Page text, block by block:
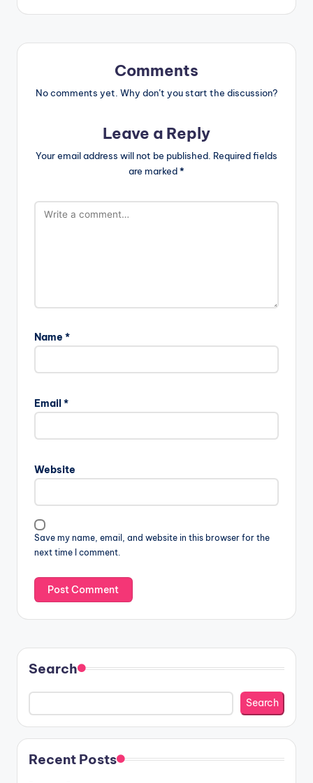
Comments
No comments yet. Why don’t you start the discussion?
Leave a Reply
Your email address will not be published. Required fields
are marked*
Name *
Email *
Website
Save my name, email, and website in this browser for the
next time I comment.
Search
Search
Recent Posts